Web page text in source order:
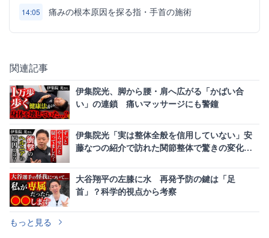
14:05 痛みの根本原因を探る指・手首の施術
関連記事
伊集院光、脚から腰・肩へ広がる「かばい合
い」の連鎖 痛いマッサージにも警鐘
伊集院光「実は整体全般を信用していない」安
藤なつの紹介で訪れた関節整体で驚きの変化を
大谷翔平の左膝に水 再発予防の鍵は「足
首」？科学的視点から考察
もっと見る